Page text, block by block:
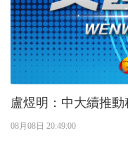
盧煜明：中大續推
08月08日 20:49:00